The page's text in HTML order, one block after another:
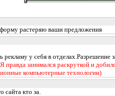
растеряю ваши предложения
у себя в отделах.Разрешение
правда занимался раскруткой и
компьютерные технологии)
кто за.